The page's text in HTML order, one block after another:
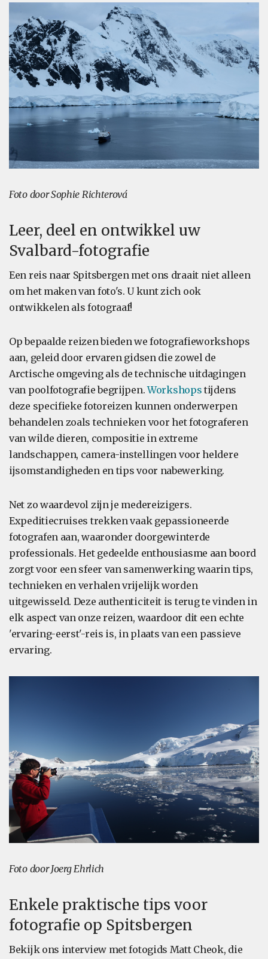
Foto door Sophie Richterová
Leer, deel en ontwikkel uw
Svalbard-fotografie
Een reis naar Spitsbergen met ons draait niet alleen
om het maken van foto's. U kunt zich ook
ontwikkelen als fotograaf!
Op bepaalde reizen bieden we fotografieworkshops
aan, geleid door ervaren gidsen die zowel de
Arctische omgeving als de technische uitdagingen
van poolfotografie begrijpen.Workshops tijdens
deze specifieke fotoreizen kunnen onderwerpen
behandelen zoals technieken voor het fotograferen
van wilde dieren, compositie in extreme
landschappen, camera-instellingen voor heldere
ijsomstandigheden en tips voor nabewerking.
Net zo waardevol zijn je medereizigers.
Expeditiecruises trekken vaak gepassioneerde
fotografen aan, waaronder doorgewinterde
professionals. Het gedeelde enthousiasme aan boord
zorgt voor een sfeer van samenwerking waarin tips,
technieken en verhalen vrijelijk worden
uitgewisseld. Deze authenticiteit is terug te vinden in
elk aspect van onze reizen, waardoor dit een echte
'ervaring-eerst'-reis is, in plaats van een passieve
ervaring.
Foto door Joerg Ehrlich
Enkele praktische tips voor
fotografie op Spitsbergen
Bekijk ons interview met fotogids Matt Cheok, die